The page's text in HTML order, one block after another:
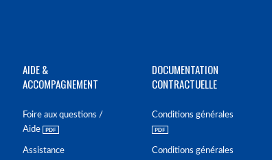
AIDE &
ACCOMPAGNEMENT
Foire aux questions /
Aide
Assistance
DOCUMENTATION
CONTRACTUELLE
Conditions générales
Conditions générales